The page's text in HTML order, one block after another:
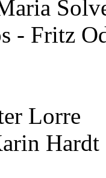
- Fritz
Lorre
Hardt